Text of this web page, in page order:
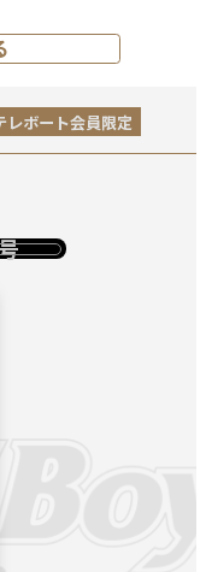
レボート会員限定